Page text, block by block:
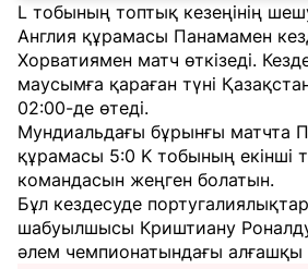
L тобының топтық кезеңінің
Англия құрамасы Панамамен
Хорватиямен матч өткізеді.
маусымға қараған түні
02:00-де өтеді.
Мундиальдағы бұрынғы матчта
құрамасы 5:0 K тобының екінші
командасын жеңген болатын.
Бұл кездесуде
шабуылшысы Криштиану
әлем чемпионатындағы алғашқы